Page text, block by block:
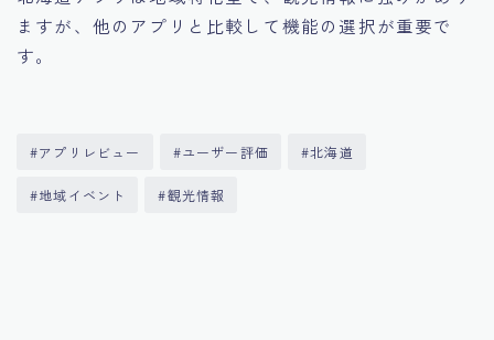
ますが、他のアプリと比較して機能の選択が重要で
す。
#アプリレビュー #ユーザー評価 #北海道
#地域イベント #観光情報